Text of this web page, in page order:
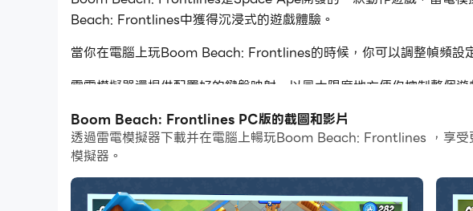
Beach: Frontlines中獲得沉浸式的遊戲體驗。
當你在電腦上玩Boom Beach: Frontlines的時候，你可以調整幀頻設
雷電模擬器還提供配置好的鍵盤映射，以最大限度地方便你控制整個
戲體驗，雷電模擬器還為你配置了特殊的按鈕，如射擊按鈕、隱藏滑鼠
如果你想用遊戲手把玩遊戲，自動啟用的遊戲手把檢測可以幫助你在
Frontlines吧！
布姆達三角區的大型 9v9 戰鬥！
Boom Beach: Frontlines PC版的截圖和影片
透過雷電模擬器下載并在電腦上暢玩Boom Beach: Frontlines ，享
模擬器。